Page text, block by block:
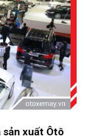
sản xuất Ôtô